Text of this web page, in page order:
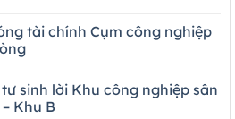
tài chính Cụm công nghiệp
sinh lời Khu công nghiệp sân
Khu B